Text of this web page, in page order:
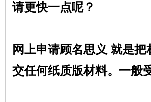
请更快一点呢？
网上申请顾名思义 就是
交任何纸质版材料。一般